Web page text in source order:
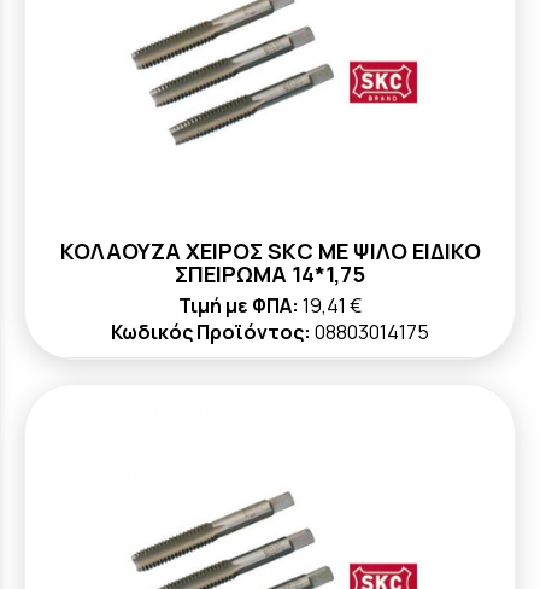
ΚΟΛΑΟΥΖΑ ΧΕΙΡΟΣ SKC ΜΕ ΨΙΛΟ ΕΙΔΙΚΟ
ΣΠΕΙΡΩΜΑ 14*1,75
Τιμή με ΦΠΑ: 19,41 €
Κωδικός Προϊόντος: 08803014175